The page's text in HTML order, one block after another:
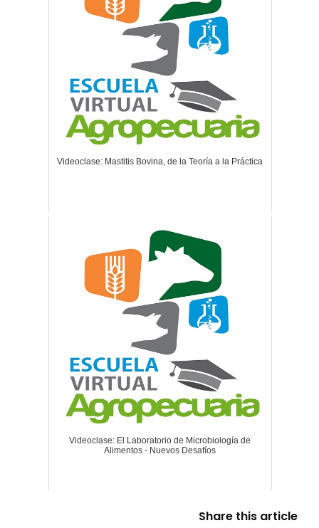
Videoclase: Mastitis Bovina, de la Teoría a la Práctica
Videoclase: El Laboratorio de Microbiología de
Alimentos - Nuevos Desafíos
Share this article